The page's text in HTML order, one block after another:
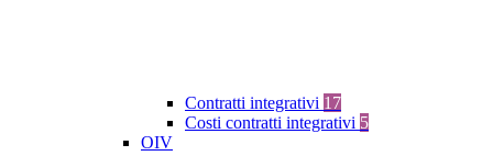
Contratti integrativi 17
Costi contratti integrativi 5
OIV